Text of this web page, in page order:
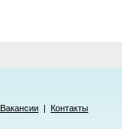
Вакансии | Контакты